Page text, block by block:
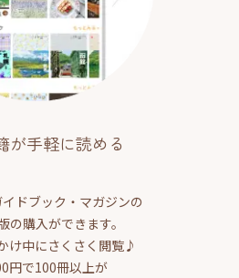
が手軽に読める
ドブック・マガジンの
の購入ができます。
け中にさくさく閲覧♪
円で100冊以上が